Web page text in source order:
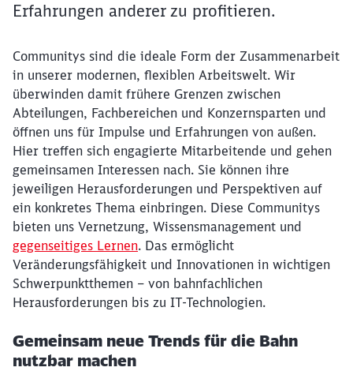
Erfahrungen anderer zu profitieren.
Communitys sind die ideale Form der Zusammenarbeit
in unserer modernen, flexiblen Arbeitswelt. Wir
überwinden damit frühere Grenzen zwischen
Abteilungen, Fachbereichen und Konzernsparten und
öffnen uns für Impulse und Erfahrungen von außen.
Hier treffen sich engagierte Mitarbeitende und gehen
gemeinsamen Interessen nach. Sie können ihre
jeweiligen Herausforderungen und Perspektiven auf
ein konkretes Thema einbringen. Diese Communitys
bieten uns Vernetzung, Wissensmanagement und
gegenseitiges Lernen. Das ermöglicht
Veränderungsfähigkeit und Innovationen in wichtigen
Schwerpunktthemen – von bahnfachlichen
Herausforderungen bis zu IT-Technologien.
Gemeinsam neue Trends für die Bahn
nutzbar machen